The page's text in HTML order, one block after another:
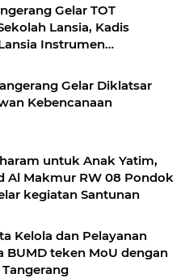
Gelar TOT
Lansia, Kadis
Instrumen
Gelar Diklatsar
Kebencanaan
untuk Anak Yatim,
Al Makmur RW 08 Pondok
kegiatan Santunan
Kelola dan Pelayanan
BUMD teken MoU dengan